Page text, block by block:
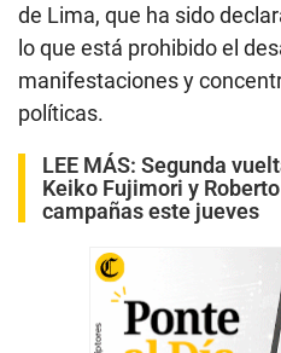
de Lima, que ha sido
lo que está prohibido el
manifestaciones y
políticas.
LEE MÁS: Segunda
Keiko Fujimori y
campañas este jueves